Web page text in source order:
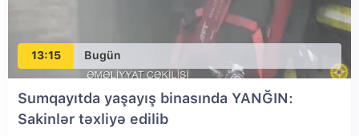
13:15 Bugün
Sumqayıtda yaşayış binasında YANĞIN:
Sakinlər təxliyə edilib